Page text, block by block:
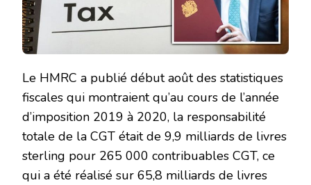
Le HMRC a publié début août des statistiques
fiscales qui montraient qu’au cours de l’année
d’imposition 2019 à 2020, la responsabilité
totale de la CGT était de 9,9 milliards de livres
sterling pour 265 000 contribuables CGT, ce
qui a été réalisé sur 65,8 milliards de livres